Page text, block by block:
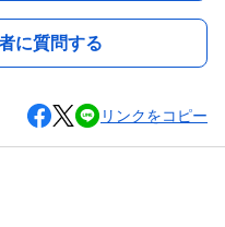
に質問する
リンクをコピー